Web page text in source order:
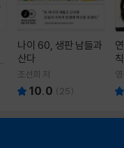
나이 60, 생판 남들과
산다
조선희 저
10.0 ( 25)
칙